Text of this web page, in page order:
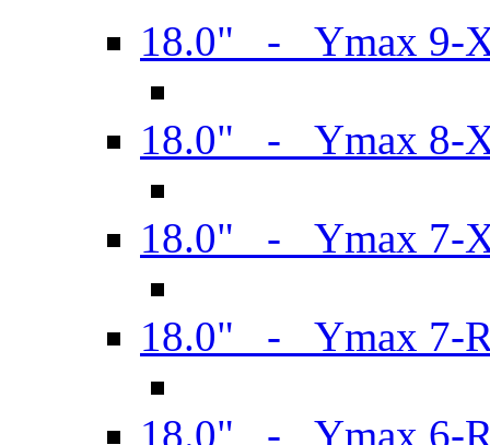
18.0" - Ymax 9-
18.0" - Ymax 8-
18.0" - Ymax 7-
18.0" - Ymax 7-
18.0" - Ymax 6-